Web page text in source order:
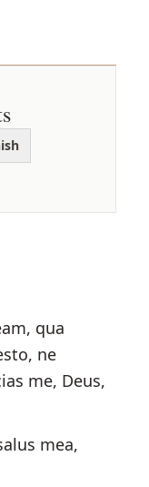
qua
ne
me, Deus,
mea,